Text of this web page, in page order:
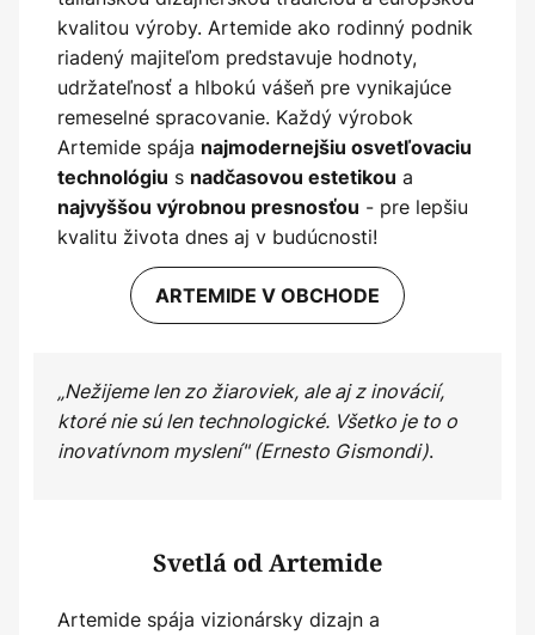
kvalitou výroby. Artemide ako rodinný podnik
riadený majiteľom predstavuje hodnoty,
udržateľnosť a hlbokú vášeň pre vynikajúce
remeselné spracovanie. Každý výrobok
Artemide spája najmodernejšiu osvetľovaciu
technológiu s nadčasovou estetikou a
najvyššou výrobnou presnosťou - pre lepšiu
kvalitu života dnes aj v budúcnosti!
ARTEMIDE V OBCHODE
„Nežijeme len zo žiaroviek, ale aj z inovácií,
ktoré nie sú len technologické. Všetko je to o
inovatívnom myslení" (Ernesto Gismondi).
Svetlá od Artemide
Artemide spája vizionársky dizajn a